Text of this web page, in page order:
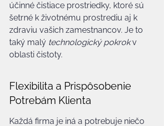
účinné čistiace prostriedky, ktoré sú
šetrné k životnému prostrediu aj k
zdraviu vašich zamestnancov. Je to
taký malý technologický pokrok v
oblasti čistoty.
Flexibilita a Prispôsobenie
Potrebám Klienta
Každá firma je iná a potrebuje niečo